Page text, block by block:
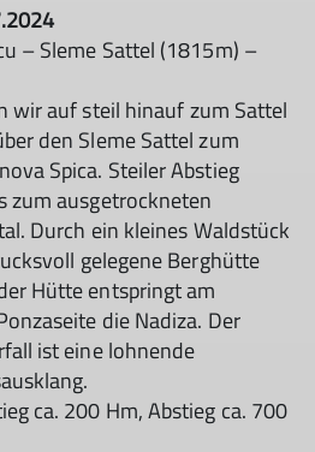
– Sleme Sattel (1815m) –
wir auf steil hinauf zum Sattel
den Sleme Sattel zum
Spica. Steiler Abstieg
zum ausgetrockneten
Durch ein kleines Waldstück
gelegene Berghütte
Hütte entspringt am
die Nadiza. Der
ist eine lohnende
ca. 200 Hm, Abstieg ca. 700